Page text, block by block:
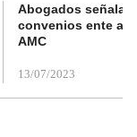
Abogados
convenios ente
AMC
13/07/2023